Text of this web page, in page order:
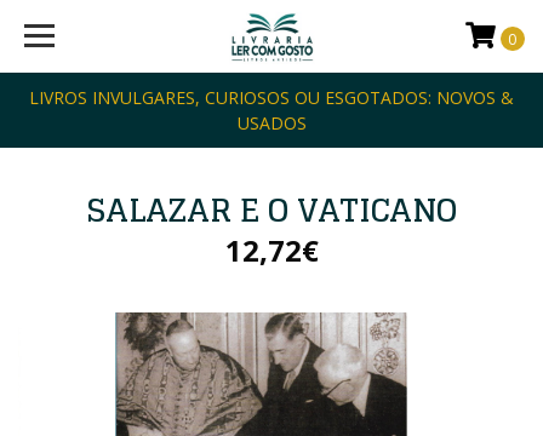
LIVROS INVULGARES, CURIOSOS OU ESGOTADOS: NOVOS &
USADOS
0
SALAZAR E O VATICANO
12,72€